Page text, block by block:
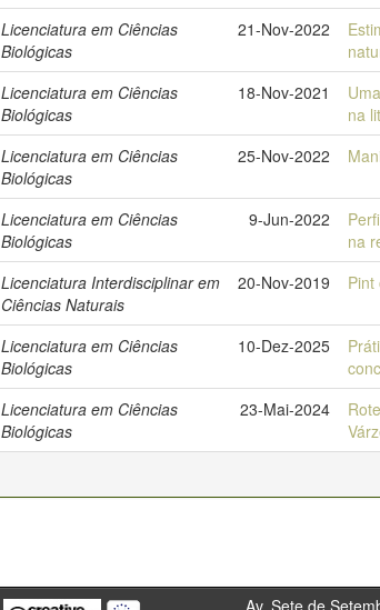
Licenciatura em Ciências
Biológicas
21-Nov-2022
Licenciatura em Ciências
Biológicas
18-Nov-2021
na
Licenciatura em Ciências
Biológicas
25-Nov-2022
Licenciatura em Ciências
Biológicas
9-Jun-2022
na
Licenciatura Interdisciplinar em
Ciências Naturais
20-Nov-2019
Licenciatura em Ciências
Biológicas
10-Dez-2025
Licenciatura em Ciências
Biológicas
23-Mai-2024
Av. Sete de Setembro,